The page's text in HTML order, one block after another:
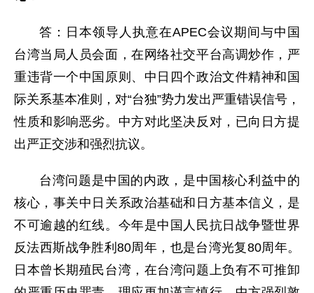
答：日本领导人执意在APEC会议期间与中国
台湾当局人员会面，在网络社交平台高调炒作，严
重违背一个中国原则、中日四个政治文件精神和国
际关系基本准则，对“台独”势力发出严重错误信号，
性质和影响恶劣。中方对此坚决反对，已向日方提
出严正交涉和强烈抗议。
台湾问题是中国的内政，是中国核心利益中的
核心，事关中日关系政治基础和日方基本信义，是
不可逾越的红线。今年是中国人民抗日战争暨世界
反法西斯战争胜利80周年，也是台湾光复80周年。
日本曾长期殖民台湾，在台湾问题上负有不可推卸